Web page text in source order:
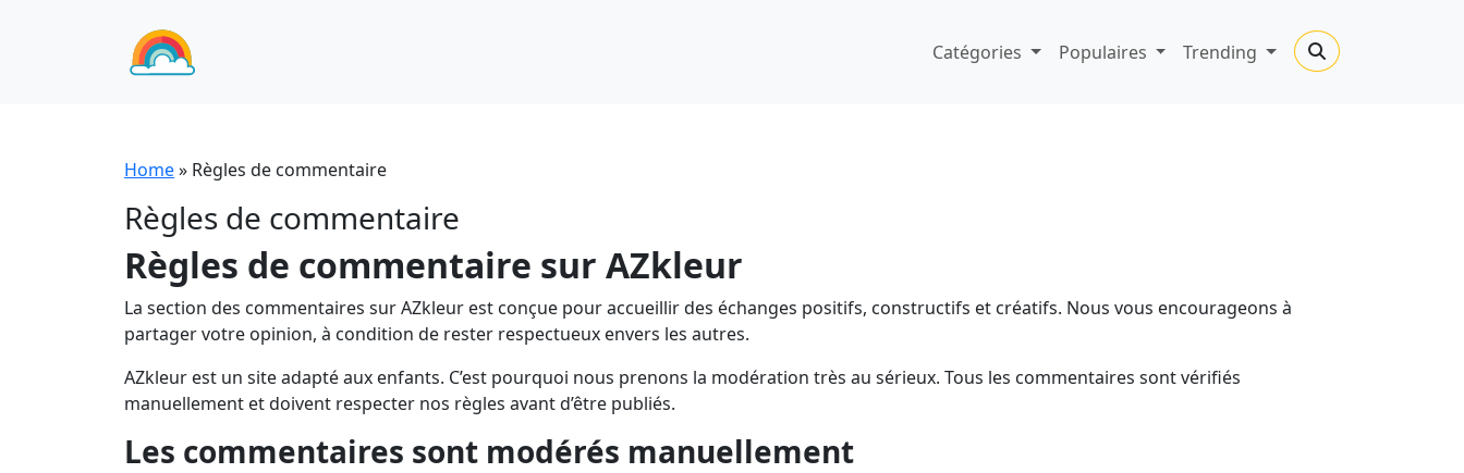
Catégories Populaires Trending
Home» Règles de commentaire
Règles de commentaire
Règles de commentaire sur AZkleur
La section des commentaires sur AZkleur est conçue pour accueillir des échanges positifs, constructifs et créatifs. Nous vous encourageons à
partager votre opinion, à condition de rester respectueux envers les autres.
AZkleur est un site adapté aux enfants. C’est pourquoi nous prenons la modération très au sérieux. Tous les commentaires sont vérifiés
manuellement et doivent respecter nos règles avant d’être publiés.
Les commentaires sont modérés manuellement